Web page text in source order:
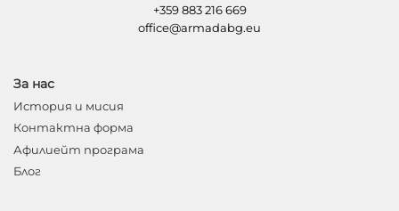
+359 883 216 669
office@armadabg.eu
За нас
История и мисия
Контактна форма
Афилиейт програма
Блог